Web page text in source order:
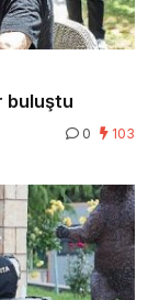
buluştu
0 103